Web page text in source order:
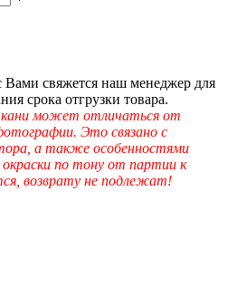
Вами свяжется наш менеджер для
срока отгрузки товара.
может отличаться от
Это связано с
а также особенностями
по тону от партии к
возврату не подлежат!